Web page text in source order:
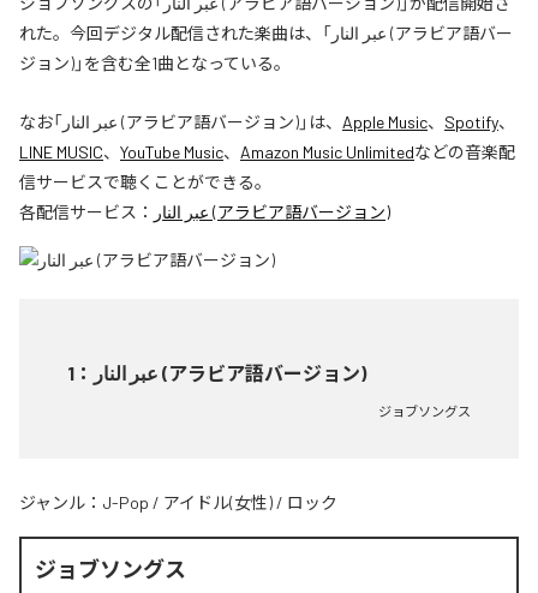
れた。今回デジタル配信された楽曲は、「عبر النار (アラビア語バー
ジョン)」を含む全1曲となっている。
なお「 عبر النار (アラビア語バージョン)」は、 Apple Music、 Spotify、
LINE MUSIC、 YouTube Music、 Amazon Music Unlimitedなどの音楽配
信サービスで聴くことができる。
各配信サービス：
عبر النار (アラビア語バージョン)
1 ： عبر النار (アラビア語バージョン)
ジョブソングス
ジャンル： J-Pop / アイドル(女性) / ロック
ジョブソングス